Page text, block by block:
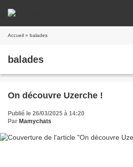
Accueil » balades
balades
On découvre Uzerche !
Publié le 26/03/2025 à 14:20
Par Mamychats